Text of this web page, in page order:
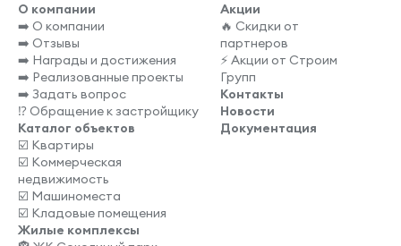
О компании
➡️ О компании
➡️ Отзывы
➡️ Награды и достижения
➡️ Реализованные проекты
➡️ Задать вопрос
⁉️ Обращение к застройщику
Каталог объектов
☑️ Квартиры
☑️ Коммерческая
недвижимость
☑️ Машиноместа
☑️ Кладовые помещения
Жилые комплексы
Акции
🔥 Скидки от
партнеров
⚡️ Акции от Строим
Групп
Контакты
Новости
Документация